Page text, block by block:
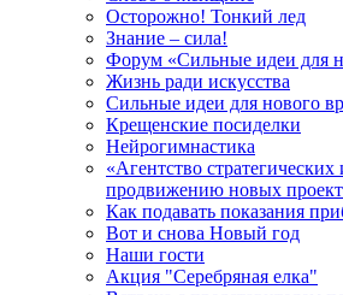
Осторожно! Тонкий лед
Знание – сила!
Форум «Сильные идеи для
Жизнь ради искусства
Сильные идеи для нового
Крещенские посиделки
Нейрогимнастика
«Агентство
продвижению новых
Как подавать показания
Вот и снова Новый год
Наши гости
Акция "Серебряная елка"